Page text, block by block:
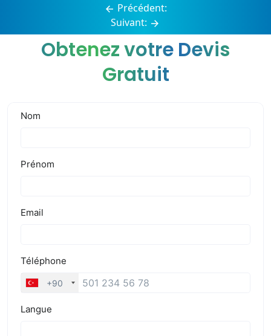
Précédent:
Suivant:
Obtenez votre Devis
Gratuit